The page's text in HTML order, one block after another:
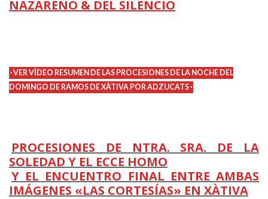
NAZARENO & DEL SILENCIO
· VER VÍDEO RESUMEN DE LAS PROCESIONES DE LA NOCHE DEL
DOMINGO DE RAMOS DE XÀTIVA POR ADZUCATS ·
PROCESIONES DE NTRA. SRA. DE LA
SOLEDAD Y EL ECCE HOMO
Y EL ENCUENTRO FINAL ENTRE AMBAS
IMÁGENES «LAS CORTESÍAS» EN XÀTIVA